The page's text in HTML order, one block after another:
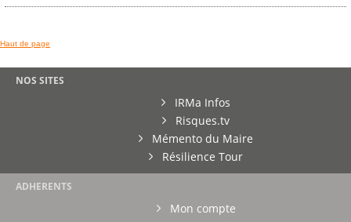
Haut de page
NOS SITES
IRMa Infos
Risques.tv
Mémento du Maire
Résilience Tour
ADHERENTS
Mon compte